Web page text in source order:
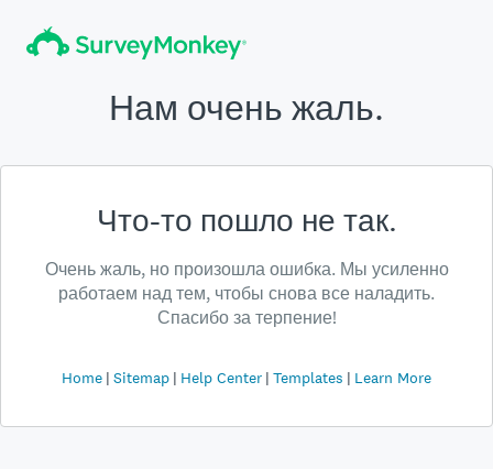
Нам очень жаль.
Что-то пошло не так.
Очень жаль, но произошла ошибка. Мы усиленно
работаем над тем, чтобы снова все наладить.
Спасибо за терпение!
Home Sitemap Help Center Templates Learn More